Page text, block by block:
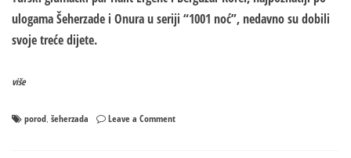
ulogama Šeherzade i Onura u seriji “1001 noć”, nedavno su dobili
svoje treće dijete.
više
porod šeherzada Leave a Commenton